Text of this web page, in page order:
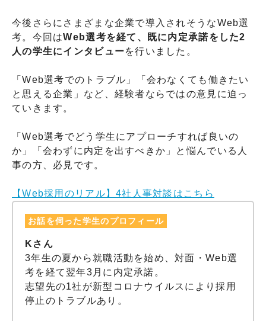
今後さらにさまざまな企業で導入されそうなWeb選
考。今回はWeb選考を経て、既に内定承諾をした2
人の学生にインタビューを行いました。
「Web選考でのトラブル」「会わなくても働きたい
と思える企業」など、経験者ならではの意見に迫っ
ていきます。
「Web選考でどう学生にアプローチすれば良いの
か」「会わずに内定を出すべきか」と悩んでいる人
事の方、必見です。
【Web採用のリアル】4社人事対談はこちら
お話を伺った学生のプロフィール
Kさん
3年生の夏から就職活動を始め、対面・Web選
考を経て翌年3月に内定承諾。
志望先の1社が新型コロナウイルスにより採用
停止のトラブルあり。